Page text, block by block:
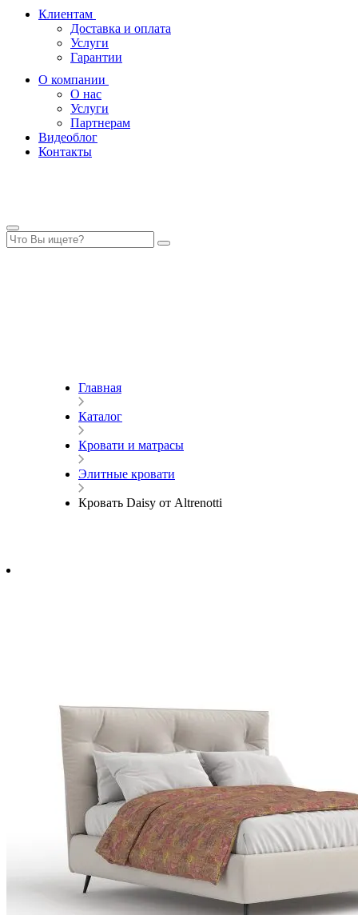
Клиентам
Доставка и оплата
Услуги
Гарантии
О компании
О нас
Услуги
Партнерам
Видеоблог
Контакты
Главная
Каталог
Кровати и матрасы
Элитные кровати
Кровать Daisy от Altrenotti